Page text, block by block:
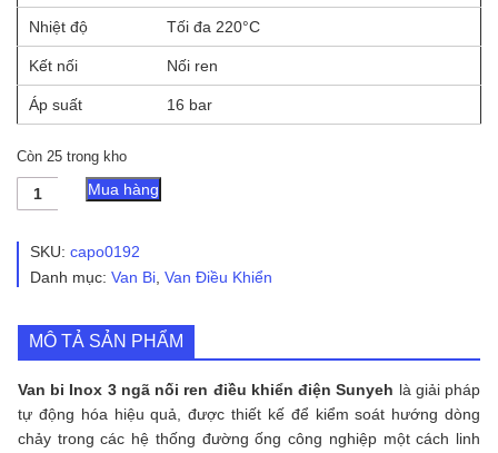
Nhiệt độ Tối đa 220°C
Kết nối Nối ren
Áp suất 16 bar
Còn 25 trong kho
Van
bi
3
nối
điều
khiển
điện
Sunyeh
số
lượng
Mua hàng
SKU: capo0192
Danh mục: Van Bi, Van Điều Khiển
MÔ TẢ SẢN PHẨM
Van bi Inox 3 ngã nối ren điều khiển điện Sunyeh là giải pháp
tự động hóa hiệu quả, được thiết kế để kiểm soát hướng dòng
chảy trong các hệ thống đường ống công nghiệp một cách linh